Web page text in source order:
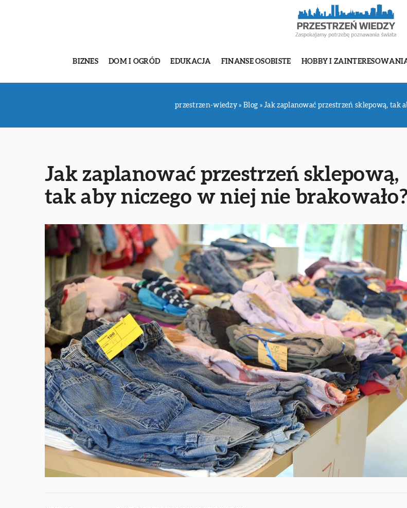
BIZNES DOM I OGRÓD EDUKACJA FINANSE OSOBISTE HOBBY I
przestrzen-wiedzy » Blog »Jak zaplanować przestrzeń sklepową, tak
Jak zaplanować przestrzeń sklepową,
tak aby niczego w niej nie brakowało?